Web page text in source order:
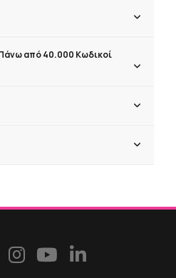
από 40.000 Κωδικοί